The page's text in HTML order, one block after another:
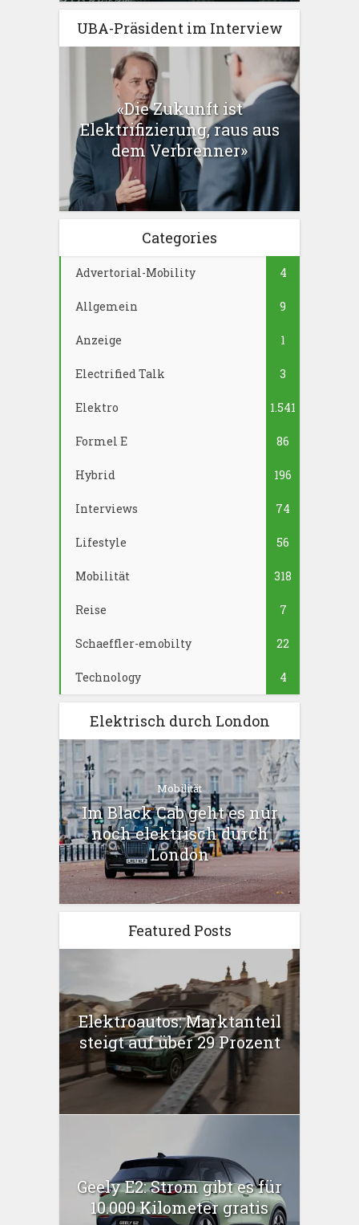
UBA-Präsident im Interview
«Die Zukunft ist
Elektrifizierung, raus aus
dem Verbrenner»
Categories
Advertorial-Mobility 4
Allgemein 9
Anzeige 1
Electrified Talk 3
Elektro 1.541
Formel E 86
Hybrid 196
Interviews 74
Lifestyle 56
Mobilität 318
Reise 7
Schaeffler-emobilty 22
Technology 4
Elektrisch durch London
Mobilität
Im Black Cab geht es nur
noch elektrisch durch
London
Featured Posts
Elektroautos: Marktanteil
steigt auf über 29 Prozent
Geely E2: Strom gibt es für
10.000 Kilometer gratis